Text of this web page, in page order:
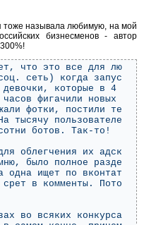
тоже называла любимую, на мой
бизнесменов - автор
что это все для лю
сеть) когда запус
которые в 4
фигачили новых
фотки, постили те
тысячу пользователе
ботов. Так-то!
облегчения их адск
было полное разде
одна ищет по вконтат
в комменты. Пото
во всяких конкурса